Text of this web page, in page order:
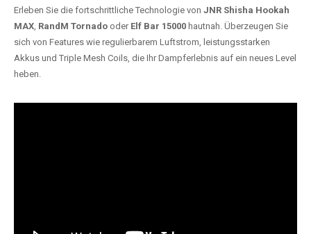
Erleben Sie die fortschrittliche Technologie von JNR Shisha Hookah
MAX, RandM Tornado oder Elf Bar 15000 hautnah. Überzeugen Sie
sich von Features wie regulierbarem Luftstrom, leistungsstarken
Akkus und Triple Mesh Coils, die Ihr Dampferlebnis auf ein neues Level
heben.